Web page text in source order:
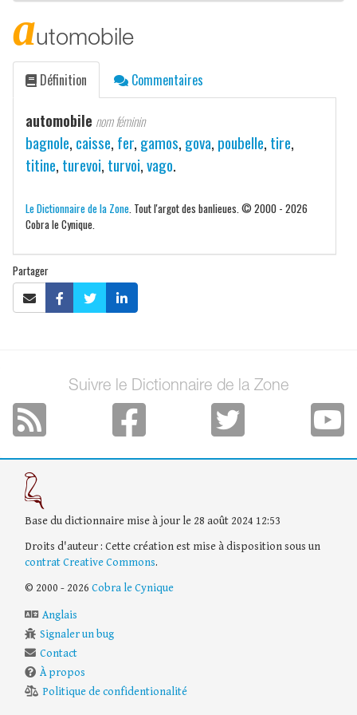
automobile
Définition Commentaires
automobile nom féminin
bagnole, caisse, fer, gamos, gova, poubelle, tire,
titine, turevoi, turvoi,vago.
Le Dictionnaire de la Zone . Tout l'argot des banlieues. © 2000 - 2026
Cobra le Cynique.
Partager
Suivre le Dictionnaire de la Zone
Base du dictionnaire mise à jour le 28 août 2024 12:53
Droits d'auteur : Cette création est mise à disposition sous un
contrat Creative Commons.
© 2000 - 2026 Cobra le Cynique
Anglais
Signaler un bug
Contact
À propos
Politique de confidentionalité